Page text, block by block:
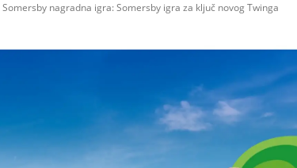
Somersby nagradna igra: Somersby igra za ključ novog Twinga